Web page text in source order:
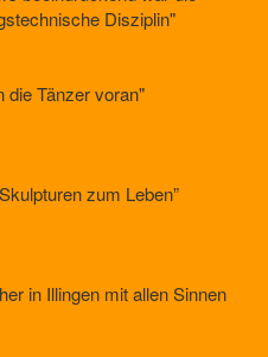
Disziplin"
die Tänzer voran"
zum Leben”
in Illingen mit allen Sinnen